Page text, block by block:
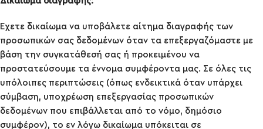
Έχετε δικαίωμα να υποβάλετε αίτημα διαγραφής των
προσωπικών σας δεδομένων όταν τα επεξεργαζόμαστε με
βάση την συγκατάθεσή σας ή προκειμένου να
προστατεύσουμε τα έννομα συμφέροντα μας. Σε όλες τις
υπόλοιπες περιπτώσεις (όπως ενδεικτικά όταν υπάρχει
σύμβαση, υποχρέωση επεξεργασίας προσωπικών
δεδομένων που επιβάλλεται από το νόμο, δημόσιο
συμφέρον), το εν λόγω δικαίωμα υπόκειται σε